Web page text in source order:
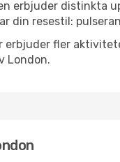
erbjuder distinkta
din resestil:
erbjuder fler
London.